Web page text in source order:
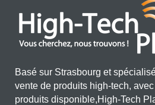
Basé sur Strasbourg et
vente de produits high-tech,
produits disponible,High-Tech